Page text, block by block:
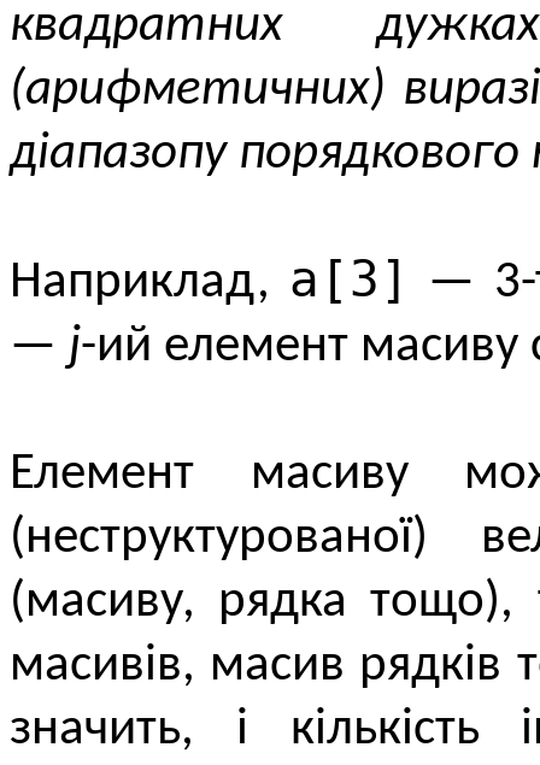
квадратних
(арифметичних)
діапазопу
Наприклад, а[3]
— 3-
— j-ий елемент масиву
Елемент масиву
(неструктурованої)
(масиву, рядка тощо),
масивів, масив рядків
значить, і